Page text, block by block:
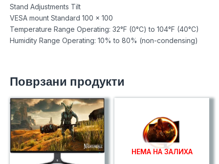
Stand Adjustments Tilt
VESA mount Standard 100 x 100
Temperature Range Operating: 32°F (0°C) to 104°F (40°C)
Humidity Range Operating: 10% to 80% (non-condensing)
Поврзани продукти
НЕМА НА ЗАЛИХА